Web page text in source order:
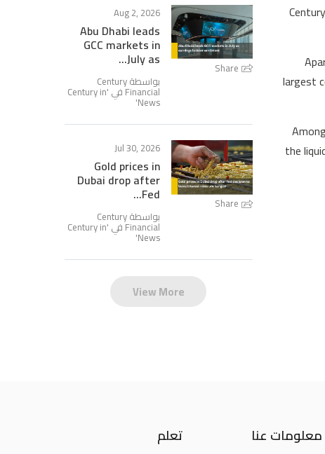
largest
the
Share
Aug 2, 2026
Abu Dhabi leads
GCC markets in
July as...
بواسطة Century
Financial في ' Century in
News
'
Share
Jul 30, 2026
Gold prices in
Dubai drop after
Fed...
بواسطة Century
Financial في ' Century in
News
'
View More
معلومات عنا تعلم